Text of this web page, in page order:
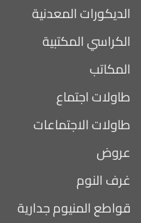
الديكورات المعدنية
الكراسي المكتبية
المكاتب
طاولات اجتماع
طاولات الاجتماعات
عروض
غرف النوم
قواطع المنيوم جدارية